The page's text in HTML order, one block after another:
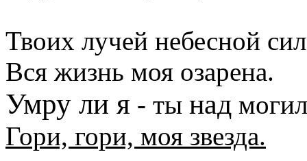
Твоих лучей небесной
Вся жизнь моя озарена.
Умру ли я - ты над
Гори, гори, моя звезда.